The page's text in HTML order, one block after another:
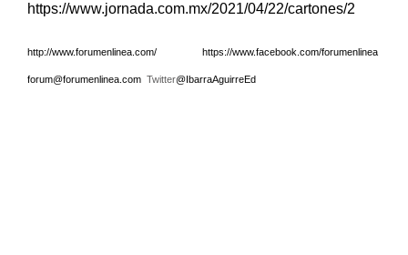
https://www.jornada.com.mx/2021/04/22/cartones/2
http://www.forumenlinea.com/ https://www.facebook.com/forumenlinea
forum@forumenlinea.com Twitter@IbarraAguirreEd